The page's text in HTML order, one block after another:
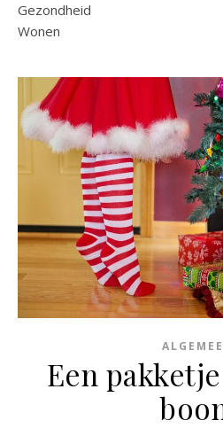
Gezondheid
Wonen
Een